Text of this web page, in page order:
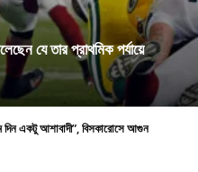
যে তার প্রাথমিক পর্যায়ে
দিন একটু আশাবাদী”, বিসকারোসে আগুন